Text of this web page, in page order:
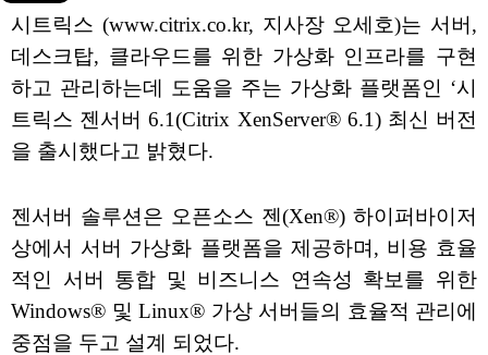
시트릭스 (www.citrix.co.kr, 지사장 오세호)는 서버,
데스크탑, 클라우드를 위한 가상화 인프라를 구현
하고 관리하는데 도움을 주는 가상화 플랫폼인 ‘시
트릭스 젠서버 6.1(Citrix XenServer® 6.1) 최신 버전
을 출시했다고 밝혔다.
젠서버 솔루션은 오픈소스 젠(Xen®) 하이퍼바이저
상에서 서버 가상화 플랫폼을 제공하며, 비용 효율
적인 서버 통합 및 비즈니스 연속성 확보를 위한
Windows® 및 Linux® 가상 서버들의 효율적 관리에
중점을 두고 설계 되었다.